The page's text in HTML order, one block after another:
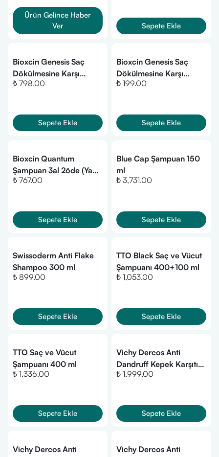
Ürün Gelince Haber
Ver
Sepete Ekle
Bioxcin Genesis Saç
Dökülmesine Karşı
Bitkisel Şampuan - Yağlı
₺ 798.00
Sepete Ekle
Bioxcin Genesis Saç
Dökülmesine Karşı
Bitkisel Şampuan - Yağlı
₺ 199.00
Sepete Ekle
Bioxcin Quantum
Şampuan 3al 2öde (Yağlı
Saçlar)
₺ 767.00
Sepete Ekle
Blue Cap Şampuan 150
ml
₺ 3,731.00
Sepete Ekle
Swissoderm Anti Flake
Shampoo 300 ml
₺ 899.00
Sepete Ekle
TTO Black Saç ve Vücut
Şampuanı 400+100 ml
₺ 1,053.00
Sepete Ekle
TTO Saç ve Vücut
Şampuanı 400 ml
₺ 1,336.00
Sepete Ekle
Vichy Dercos Anti
Dandruff Kepek Karşıtı
Şampuan 200 ml -
₺ 1,999.00
Sepete Ekle
Vichy Dercos Anti
Vichy Dercos Anti